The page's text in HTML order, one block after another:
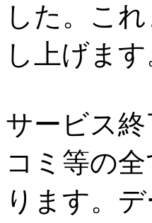
した。こ
し上げます
サービス
コミ等の
ります。